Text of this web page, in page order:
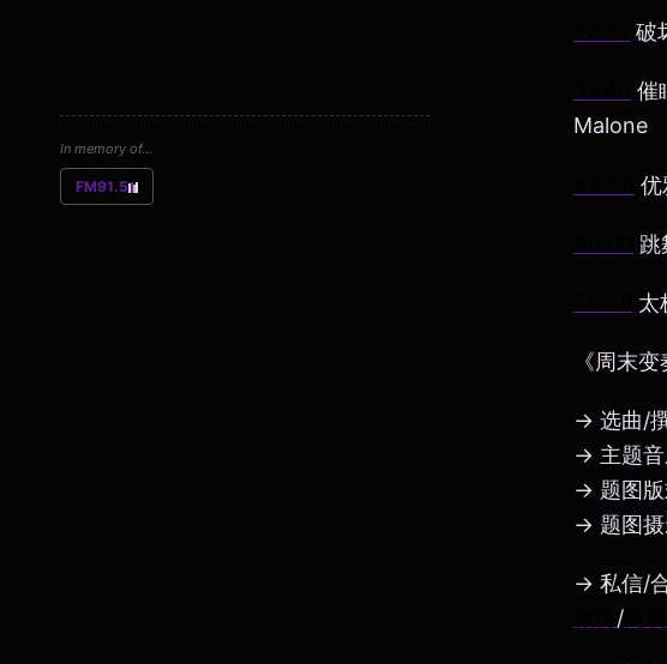
In memory of...
FM91.5
破
催
Malone
太
《周末
→ 选曲/
→ 主题音
→ 题图
→ 题图
→ 私信/
/